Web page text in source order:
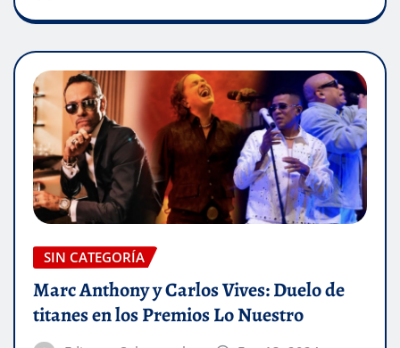
SIN CATEGORÍA
Marc Anthony y Carlos Vives: Duelo de
titanes en los Premios Lo Nuestro